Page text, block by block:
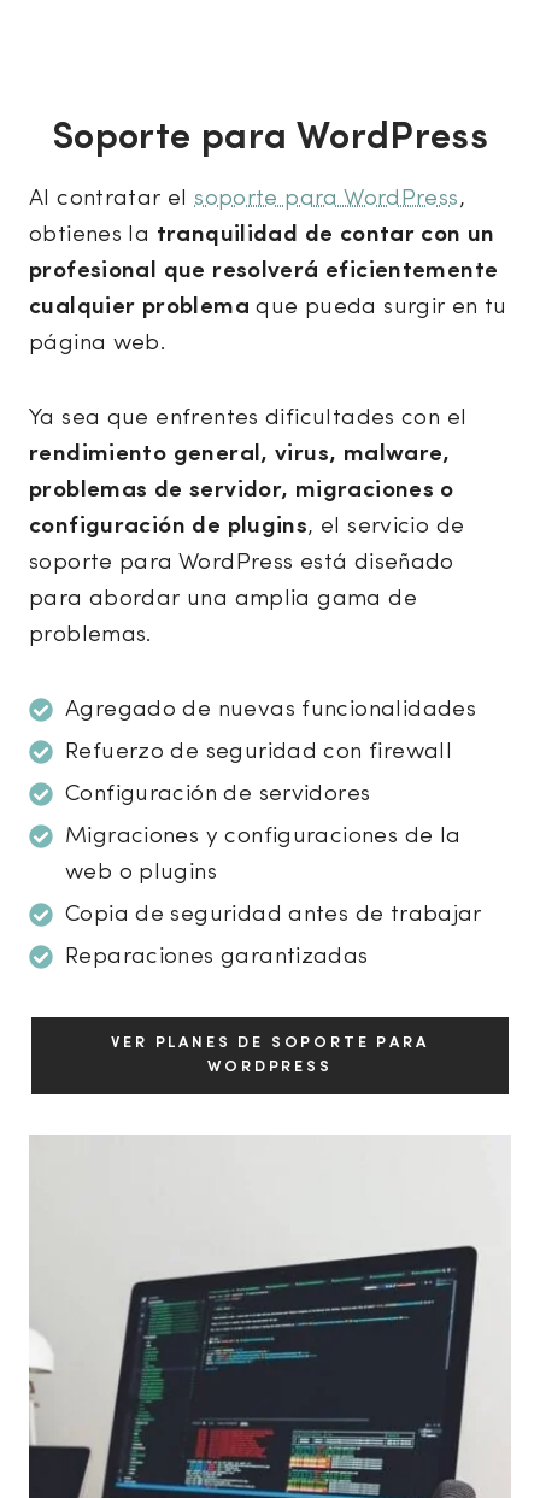
Soporte para WordPress
Al contratar elsoporte para WordPress,
obtienes la tranquilidad de contar con un
profesional que resolverá eficientemente
cualquier problema que pueda surgir en tu
página web.
Ya sea que enfrentes dificultades con el
rendimiento general, virus, malware,
problemas de servidor, migraciones o
configuración de plugins, el servicio de
soporte para WordPress está diseñado
para abordar una amplia gama de
problemas.
Agregado de nuevas funcionalidades
Refuerzo de seguridad con firewall
Configuración de servidores
Migraciones y configuraciones de la
web o plugins
Copia de seguridad antes de trabajar
Reparaciones garantizadas
VER PLANES DE SOPORTE PARA
WORDPRESS